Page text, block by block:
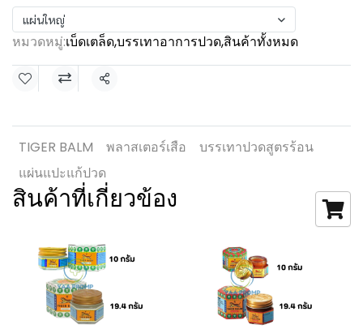
แผ่นใหญ่
หมวดหมู่:เบ็ดเตล็ด,บรรเทาอาการปวด,สินค้าทั้งหมด
แชร์
TIGER BALM พลาสเตอร์เสือ
บรรเทาปวดสูตรร้อน
แผ่นแปะแก้ปวด
สินค้าที่เกี่ยวข้อง